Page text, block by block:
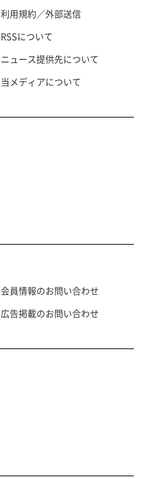
利用規約／外部送信
RSSについて
ニュース提供先について
当メディアについて
会員情報のお問い合わせ
広告掲載のお問い合わせ